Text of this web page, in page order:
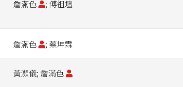
詹滿色 ; 傅祖壇
詹滿色 ; 蔡坤霖
黃瀕儀; 詹滿色